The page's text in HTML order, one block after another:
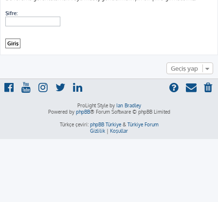
Şifre:
Geçiş yap
ProLight Style by Ian Bradley
Powered by phpBB® Forum Software © phpBB Limited
Türkçe çeviri: phpBB Türkiye& Türkiye Forum
Gizlilik | Koşullar